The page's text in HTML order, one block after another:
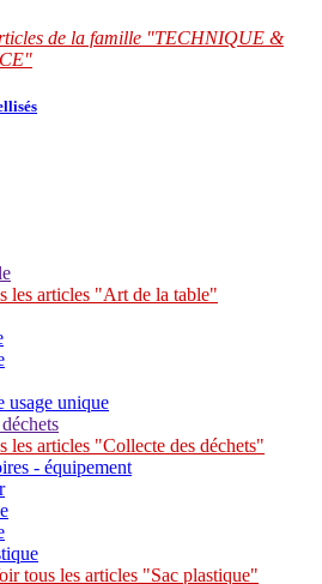
de la famille "TECHNIQUE &
les articles "Art de la table"
usage unique
les articles "Collecte des déchets"
- équipement
tous les articles "Sac plastique"